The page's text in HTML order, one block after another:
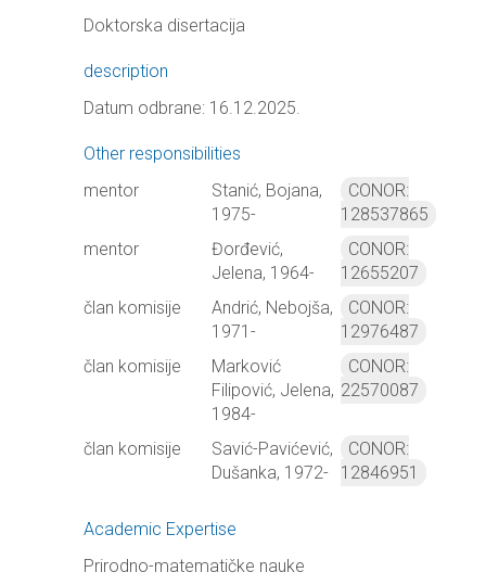
Doktorska disertacija
description
Datum odbrane: 16.12.2025.
Other responsibilities
mentor
Stanić, Bojana,
1975-
CONOR:
128537865
mentor
Đorđević,
Jelena, 1964-
CONOR:
12655207
član komisije
Andrić, Nebojša,
1971-
CONOR:
12976487
član komisije
Marković
Filipović, Jelena,
1984-
CONOR:
22570087
član komisije
Savić-Pavićević,
Dušanka, 1972-
CONOR:
12846951
Academic Expertise
Prirodno-matematičke nauke